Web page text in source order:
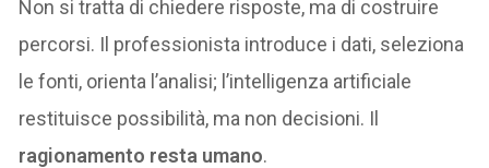
Non si tratta di chiedere risposte, ma di costruire
percorsi. Il professionista introduce i dati, seleziona
le fonti, orienta l’analisi; l’intelligenza artificiale
restituisce possibilità, ma non decisioni. Il
ragionamento resta umano.